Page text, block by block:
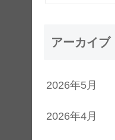
アーカイブ
2026年5月
2026年4月